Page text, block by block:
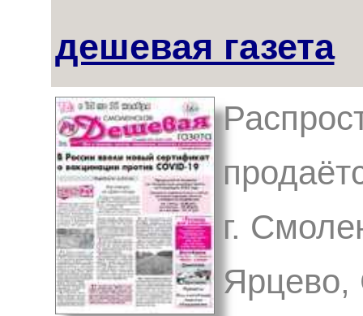
дешевая газета
г.
Ярцево,